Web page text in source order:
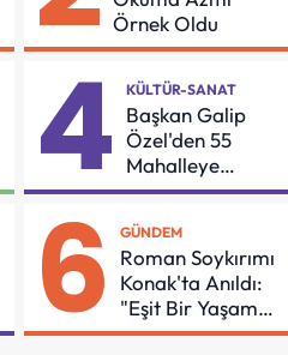
Örnek Oldu
4 KÜLTÜR-SANAT
Başkan Galip
Özel'den 55
Mahalleye
Çocuk Şenliği
6 GÜNDEM
Roman Soykırımı
Konak'ta Anıldı:
"Eşit Bir Yaşam
İçin Mücadeleyi